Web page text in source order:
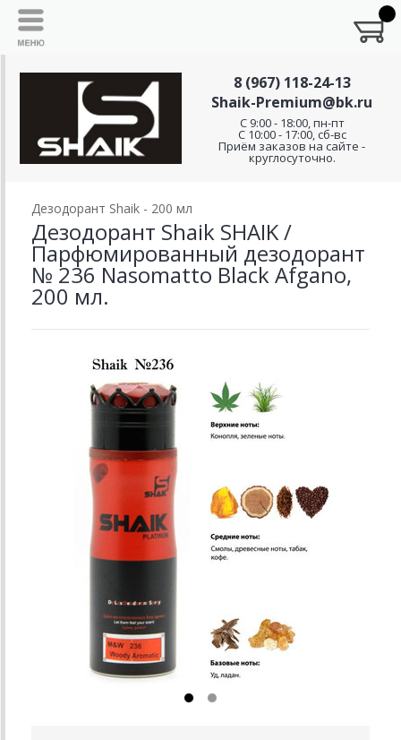
8 (967) 118-24-13
Shaik-Premium@bk.ru
C 9:00 - 18:00, пн-пт
С 10:00 - 17:00, сб-вс
Приём заказов на сайте -
круглосуточно.
Дезодорант Shaik - 200 мл
Дезодорант Shaik SHAIK /
Парфюмированный дезодорант
№ 236 Nasomatto Black Afgano,
200 мл.